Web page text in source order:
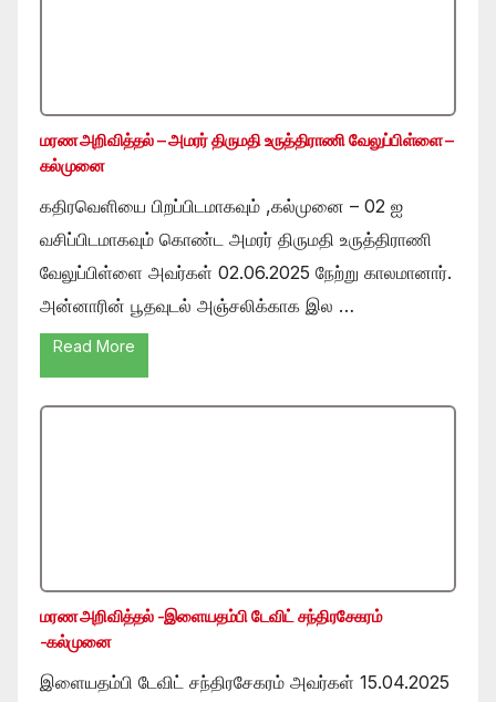
மரண அறிவித்தல் – அமரர் திருமதி உருத்திராணி வேலுப்பிள்ளை –
கல்முனை
கதிரவெளியை பிறப்பிடமாகவும் ,கல்முனை – 02 ஐ
வசிப்பிடமாகவும் கொண்ட அமரர் திருமதி உருத்திராணி
வேலுப்பிள்ளை அவர்கள் 02.06.2025 நேற்று காலமானார்.
அன்னாரின் பூதவுடல் அஞ்சலிக்காக இல …
Read More
மரண அறிவித்தல் -இளையதம்பி டேவிட் சந்திரசேகரம்
-கல்முனை
இளையதம்பி டேவிட் சந்திரசேகரம் அவர்கள் 15.04.2025